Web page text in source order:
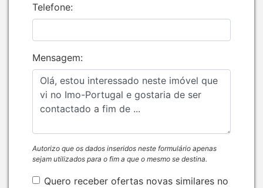
Telefone:
Mensagem:
Autorizo que os dados inseridos neste formulário apenas
sejam utilizados para o fim a que o mesmo se destina.
Quero receber ofertas novas similares no